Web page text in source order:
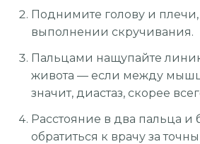
Поднимите голову и
выполнении скручивания.
Пальцами нащупайте
живота — если между
значит, диастаз, скорее
Расстояние в два пальца и
обратиться к врачу за